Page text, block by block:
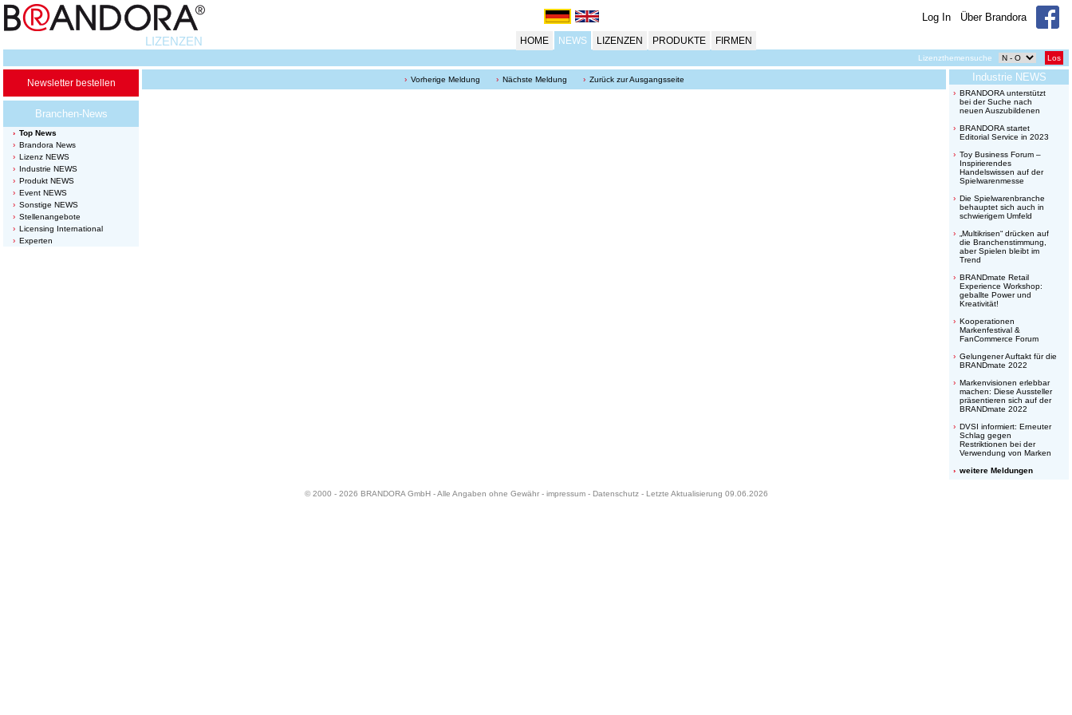
Log In Über Brandora
LIZENZEN HOME NEWS LIZENZEN PRODUKTE FIRMEN
Lizenzthemensuche Los
Newsletter bestellen
Branchen-News
Top News
Brandora News
Lizenz NEWS
Industrie NEWS
Produkt NEWS
Event NEWS
Sonstige NEWS
Stellenangebote
Licensing International
Experten
Vorherige Meldung Nächste Meldung Zurück zur Ausgangsseite Industrie NEWS
BRANDORA unterstützt
bei der Suche nach
neuen Auszubildenen
BRANDORA startet
Editorial Service in 2023
Toy Business Forum –
Inspirierendes
Handelswissen auf der
Spielwarenmesse
Die Spielwarenbranche
behauptet sich auch in
schwierigem Umfeld
„Multikrisen“ drücken auf
die Branchenstimmung,
aber Spielen bleibt im
Trend
BRANDmate Retail
Experience Workshop:
geballte Power und
Kreativität!
Kooperationen
Markenfestival &
FanCommerce Forum
Gelungener Auftakt für die
BRANDmate 2022
Markenvisionen erlebbar
machen: Diese Aussteller
präsentieren sich auf der
BRANDmate 2022
DVSI informiert: Erneuter
Schlag gegen
Restriktionen bei der
Verwendung von Marken
weitere Meldungen
© 2000 - 2026 BRANDORA GmbH - Alle Angaben ohne Gewähr - impressum- Datenschutz- Letzte Aktualisierung 09.06.2026